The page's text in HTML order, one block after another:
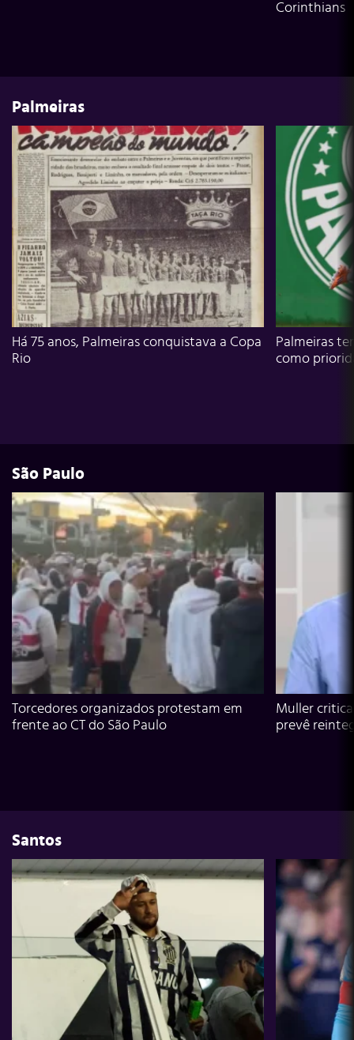
Corinthians
Palmeiras
Há 75 anos, Palmeiras conquistava a Copa
Rio
Palmeiras
como
São Paulo
Torcedores organizados protestam em
frente ao CT do São Paulo
Muller
prevê
Santos